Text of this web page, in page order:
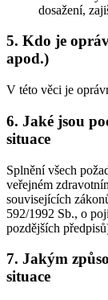
dosažení,
5. Kdo je
apod.)
V této věci je
6. Jaké jsou
situace
Splnění všech
veřejném
souvisejících
592/1992 Sb., o
pozdějších
7. Jakým
situace